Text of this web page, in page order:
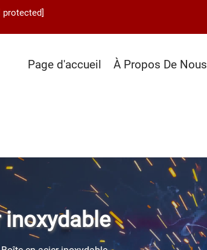
protected]
Page d'accueil À Propos De Nous
inoxydable